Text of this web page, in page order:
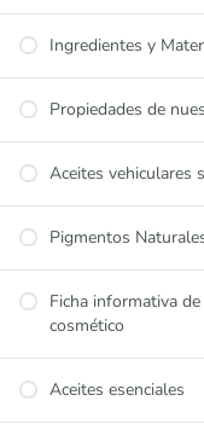
Ingredientes y
Propiedades de
Aceites vehiculares
Pigmentos
Ficha informativa
cosmético
Aceites esenciales